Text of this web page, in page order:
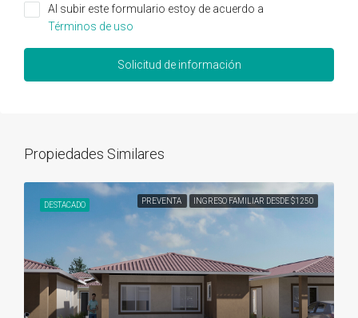
Al subir este formulario estoy de acuerdo a
Términos de uso
Solicitud de información
Propiedades Similares
DESTACADO PREVENTA INGRESO FAMILIAR DESDE $1250